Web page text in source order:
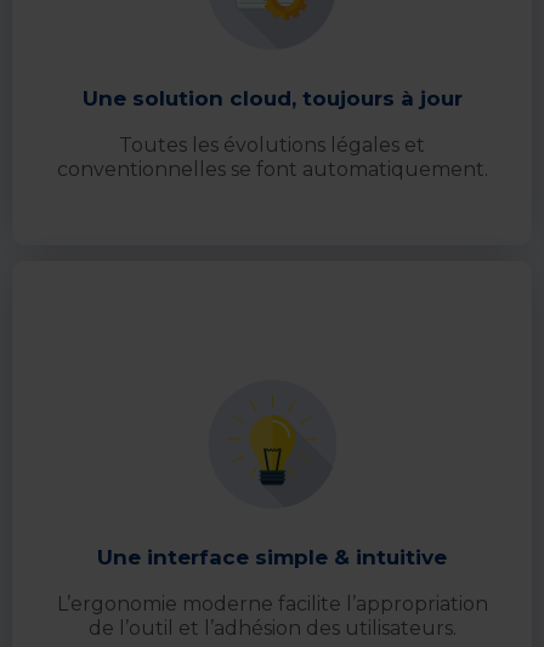
Une solution cloud, toujours à jour
Toutes les évolutions légales et
conventionnelles se font automatiquement.
Une interface simple & intuitive
L’ergonomie moderne facilite l’appropriation
de l’outil et l’adhésion des utilisateurs.